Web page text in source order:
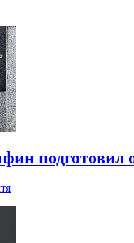
подготовил